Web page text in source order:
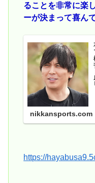
ることを非常に楽
ーが決まって喜ん
nikkansports.com
https://